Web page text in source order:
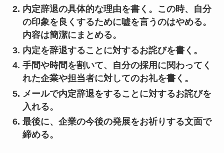
内定辞退の具体的な理由を書く。この時、自分
の印象を良くするために嘘を言うのはやめる。
内容は簡潔にまとめる。
内定を辞退することに対するお詫びを書く。
手間や時間を割いて、自分の採用に関わってく
れた企業や担当者に対してのお礼を書く。
メールで内定辞退をすることに対するお詫びを
入れる。
最後に、企業の今後の発展をお祈りする文面で
締める。